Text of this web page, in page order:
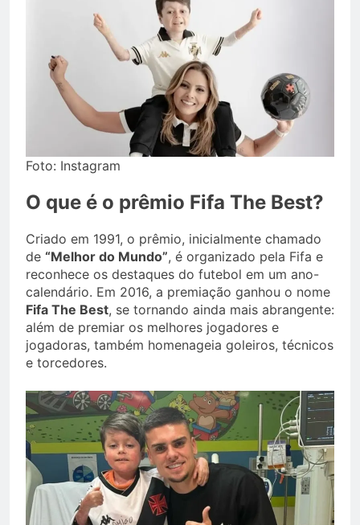
Foto: Instagram
O que é o prêmio Fifa The Best?
Criado em 1991, o prêmio, inicialmente chamado
de “Melhor do Mundo”, é organizado pela Fifa e
reconhece os destaques do futebol em um ano-
calendário. Em 2016, a premiação ganhou o nome
Fifa The Best, se tornando ainda mais abrangente:
além de premiar os melhores jogadores e
jogadoras, também homenageia goleiros, técnicos
e torcedores.